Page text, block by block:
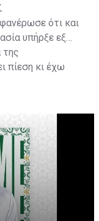
ότι και
υπήρξε εξ
της
πίεση κι έχω